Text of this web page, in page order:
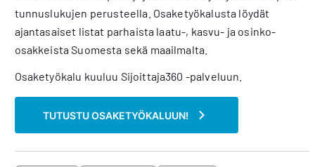
tunnuslukujen perusteella. Osaketyökalusta löydät
ajantasaiset listat parhaista laatu-, kasvu- ja osinko-
osakkeista Suomesta sekä maailmalta.
Osaketyökalu kuuluu Sijoittaja360 -palveluun.
TUTUSTU OSAKETYÖKALUUN!